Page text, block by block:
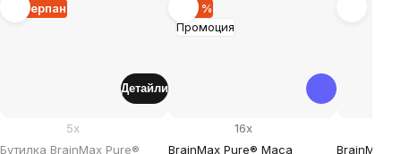
Изчерпан
Бутилка BrainMax Pure®
5x
Детайли
Промоция
–20 %
BrainMax Pure® Maca
16x
BrainMax